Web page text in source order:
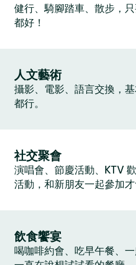
健行、騎腳踏車、散步，
都好！
人文藝術
攝影、電影、語言交換，
都行。
社交聚會
演唱會、節慶活動、KTV
活動，和新朋友一起參加才
飲食饗宴
喝咖啡約會、吃早午餐、